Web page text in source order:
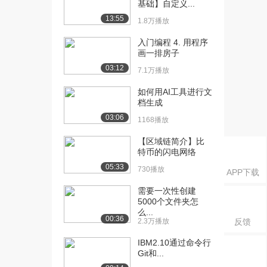
APP下载
反馈
[20] 4.3 密钥分存和密钥共
11:01
[21] 4.4 在线钱包和交易所 19:27
7612播放
[23] 4.6 交易手续费
7563播放
[24] 4.7 货币交易市场 16:53
1.4万播放
13:55
基础】自定义...
1.8万播放
03:12
入门编程 4. 用程序
画一排房子
7.1万播放
03:06
如何用AI工具进行文
档生成
1168播放
05:33
【区域链简介】比
特币的闪电网络
730播放
00:36
需要一次性创建
5000个文件夹怎
么...
2.3万播放
IBM2.10通过命令行
Git和...